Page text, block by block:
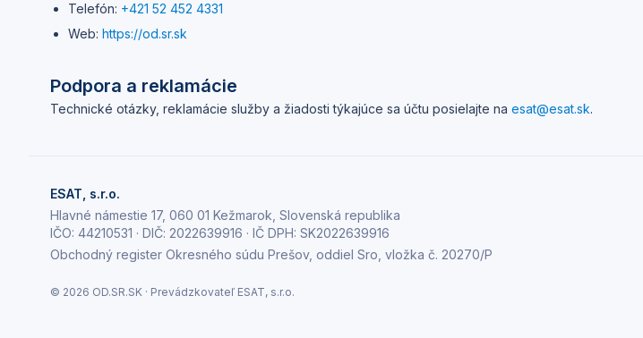
Telefón: +421 52 452 4331
Web: https://od.sr.sk
Podpora a reklamácie
Technické otázky, reklamácie služby a žiadosti týkajúce sa účtu posielajte na esat@esat.sk.
ESAT, s.r.o.
Hlavné námestie 17, 060 01 Kežmarok, Slovenská republika
IČO: 44210531 · DIČ: 2022639916 · IČ DPH: SK2022639916
Obchodný register Okresného súdu Prešov, oddiel Sro, vložka č. 20270/P
© 2026 OD.SR.SK · Prevádzkovateľ ESAT, s.r.o.